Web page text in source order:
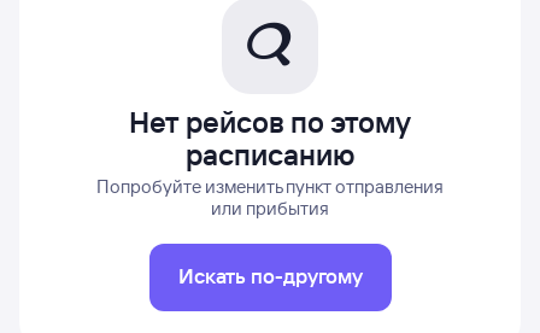
Нет рейсов по этому
расписанию
Попробуйте изменить пункт отправления
или прибытия
Искать по-другому